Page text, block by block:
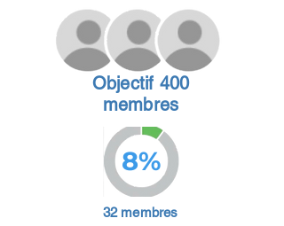
Objectif 400
membres
8%
32 membres